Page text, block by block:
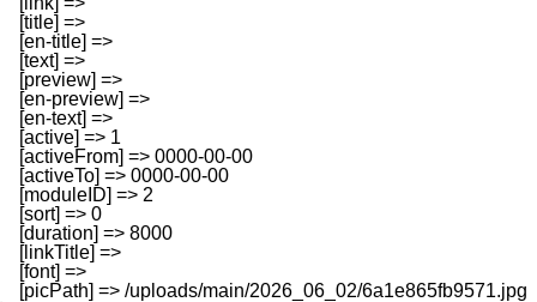
    [title] =>
    [en-title] =>
    [text] =>
    [preview] =>
    [en-preview] =>
    [en-text] =>
    [active] => 1
    [activeFrom] => 0000-00-00
    [activeTo] => 0000-00-00
    [moduleID] => 2
    [sort] => 0
    [duration] => 8000
    [linkTitle] =>
    [font] =>
    [picPath] => /uploads/main/2026_06_02/6a1e865fb9571.jpg